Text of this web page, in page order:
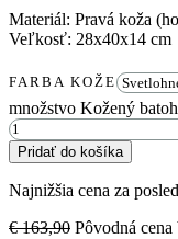
Materiál: Pravá koža
Veľkosť: 28x40x14 cm
FARBA KOŽE
množstvo Kožený
Pridať do košíka
Najnižšia cena za
€163,90 Pôvodná